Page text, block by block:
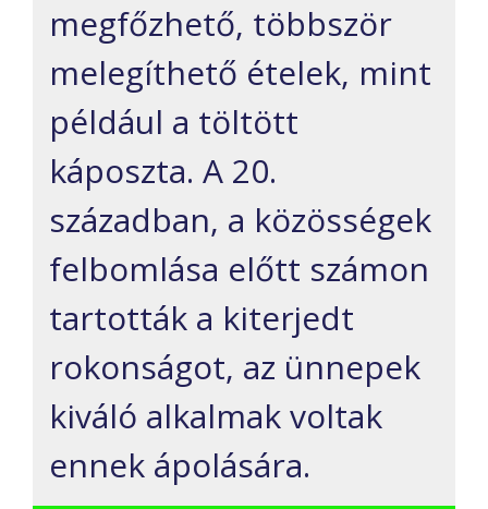
megfőzhető, többször
melegíthető ételek, mint
például a töltött
káposzta. A 20.
században, a közösségek
felbomlása előtt számon
tartották a kiterjedt
rokonságot, az ünnepek
kiváló alkalmak voltak
ennek ápolására.